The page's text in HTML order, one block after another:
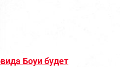
Боуи будет